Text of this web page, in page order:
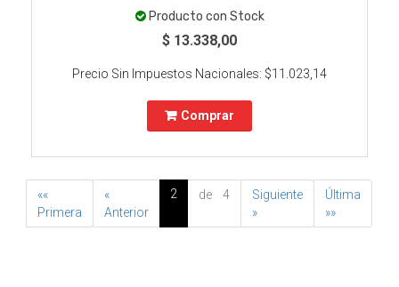
Producto con Stock
$ 13.338,00
Precio Sin Impuestos Nacionales: $11.023,14
Comprar
««
Primera
«
Anterior
2 de 4
Siguiente
»
Última
»»